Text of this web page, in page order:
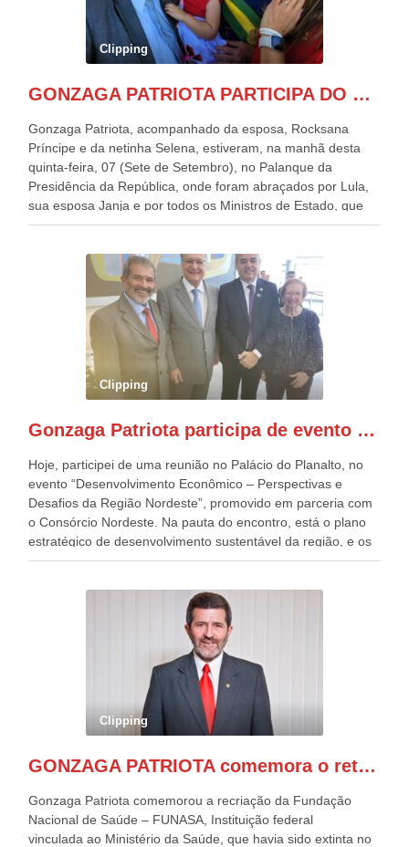
Clipping
GONZAGA PATRIOTA PARTICIPA DO DESFILE DA INDEPENDÊNCIA NO PALANQUE DA PRESIDÊNCIA DA REPÚBLICA E É ABRAÇADO POR LULA E POR GERALDO ALCKMIN.
Gonzaga Patriota, acompanhado da esposa, Rocksana
Príncipe e da netinha Selena, estiveram, na manhã desta
quinta-feira, 07 (Sete de Setembro), no Palanque da
Presidência da República, onde foram abraçados por Lula,
sua esposa Janja e por todos os Ministros de Estado, que
estavam presentes, nos Desfiles da Independência da
outros desfiles, na Esplanada dos Ministérios, disse ter sido
o deste ano, o maior e o mais organizado de todos. “Há
quatro décadas, como Patriota até no nome, participo
anualmente dos desfiles de Sete de Setembro, na
Esplanada dos Ministérios, em Brasília. Este ano, o governo
preparou espaços com cadeiras e coberturas, para 30.000
pessoas, só que o número de Patriotas Brasileiros
Independentes, dobrou na Esplanada. Eu, Lula e os
Patriota.
Clipping
Gonzaga Patriota participa de evento em prol do desenvolvimento do Nordeste
Hoje, participei de uma reunião no Palácio do Planalto, no
evento “Desenvolvimento Econômico – Perspectivas e
Desafios da Região Nordeste”, promovido em parceria com
o Consórcio Nordeste. Na pauta do encontro, está o plano
estratégico de desenvolvimento sustentável da região, e os
desafios para a elaboração de políticas públicas, que
evento contou com a presença do Vice-presidente Geraldo
Alckmin, que também ocupa o Ministério do
Desenvolvimento, Indústria, Comércio e Serviços, o ex
governador de Pernambuco, agora Presidente do Banco do
Nordeste, Paulo Câmara, o ex Deputado Federal, e
atualmente Superintendente da SUDENE, Danilo Cabral, da
Governadora de Pernambuco, Raquel Lyra, os ministros da
Casa Civil, Rui Costa, e da Integração e do Desenvolvimento
de todo Nordeste que também ajudam a fomentar o
Clipping
GONZAGA PATRIOTA comemora o retorno da FUNASA
Gonzaga Patriota comemorou a recriação da Fundação
Nacional de Saúde – FUNASA, Instituição federal
vinculada ao Ministério da Saúde, que havia sido extinta no